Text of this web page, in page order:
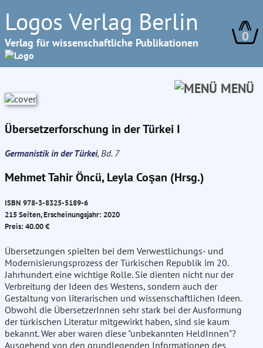
Logos Verlag Berlin
Verlag für wissenschaftliche Publikationen 0
MENÜ
Übersetzerforschung in der Türkei I
Germanistik in der Türkei, Bd. 7
Mehmet Tahir Öncü, Leyla Coşan (Hrsg.)
ISBN 978-3-8325-5189-6
215 Seiten, Erscheinungsjahr: 2020
Preis: 40.00 €
Übersetzungen spielten bei dem Verwestlichungs- und
Modernisierungsprozess der Türkischen Republik im 20.
Jahrhundert eine wichtige Rolle. Sie dienten nicht nur der
Verbreitung der Ideen des Westens, sondern auch der
Gestaltung von literarischen und wissenschaftlichen Ideen.
Obwohl die ÜbersetzerInnen sehr stark bei der Ausformung
der türkischen Literatur mitgewirkt haben, sind sie kaum
bekannt. Wer aber waren diese "unbekannten HeldInnen"?
Ausgehend von den grundlegenden Informationen des